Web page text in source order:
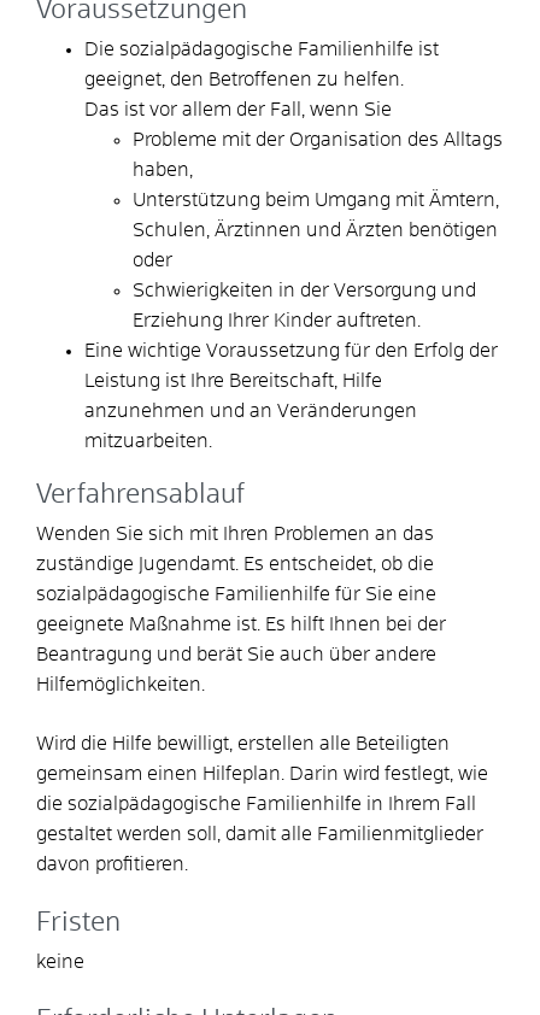
Voraussetzungen
Die sozialpädagogische Familienhilfe ist
geeignet, den Betroffenen zu helfen.
Das ist vor allem der Fall, wenn Sie
Probleme mit der Organisation des Alltags
haben,
Unterstützung beim Umgang mit Ämtern,
Schulen, Ärztinnen und Ärzten benötigen
oder
Schwierigkeiten in der Versorgung und
Erziehung Ihrer Kinder auftreten.
Eine wichtige Voraussetzung für den Erfolg der
Leistung ist Ihre Bereitschaft, Hilfe
anzunehmen und an Veränderungen
mitzuarbeiten.
Verfahrensablauf
Wenden Sie sich mit Ihren Problemen an das
zuständige Jugendamt. Es entscheidet, ob die
sozialpädagogische Familienhilfe für Sie eine
geeignete Maßnahme ist. Es hilft Ihnen bei der
Beantragung und berät Sie auch über andere
Hilfemöglichkeiten.
Wird die Hilfe bewilligt, erstellen alle Beteiligten
gemeinsam einen Hilfeplan. Darin wird festlegt, wie
die sozialpädagogische Familienhilfe in Ihrem Fall
gestaltet werden soll, damit alle Familienmitglieder
davon profitieren.
Fristen
keine